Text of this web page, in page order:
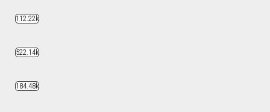
112.22k
522.14k
184.48k